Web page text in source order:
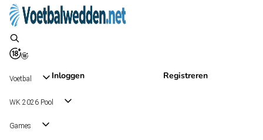
Inloggen Registreren
Voetbal
WK 2026 Pool
Games